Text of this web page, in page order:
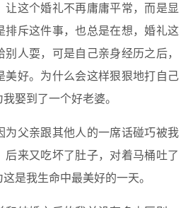
让这个婚礼不再庸庸平常，而是显
排斥这件事，也总是在想，婚礼这
人耍，可是自己亲身经历之后，
美好。为什么会这样狠狠地打自己
娶到了一个好老婆。
为父亲跟其他人的一席话碰巧被我
后来又吃坏了肚子，对着马桶吐了
是我生命中最美好的一天。